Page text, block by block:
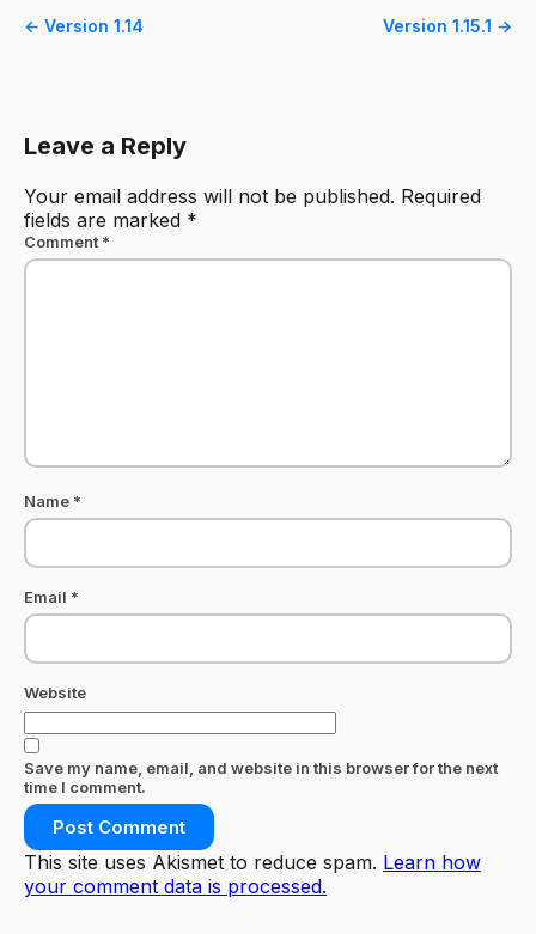
← Version 1.14 Version 1.15.1 →
Leave a Reply
Your email address will not be published. Required
fields are marked *
Comment *
Name *
Email *
Website
Save my name, email, and website in this browser for the next
time I comment.
This site uses Akismet to reduce spam. Learn how
your comment data is processed.